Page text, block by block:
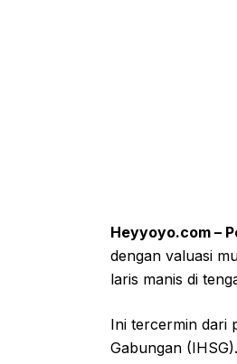
Heyyoyo.com –
dengan valuasi
laris manis di
Ini tercermin dari
Gabungan